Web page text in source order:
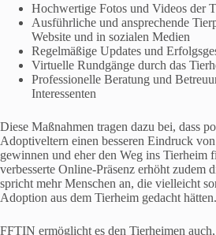
Hochwertige Fotos und Videos der
Ausführliche und ansprechende
Website und in sozialen Medien
Regelmäßige Updates und
Virtuelle Rundgänge durch das
Professionelle Beratung und
Interessenten
Diese Maßnahmen tragen dazu bei, dass
Adoptiveltern einen besseren Eindruck
gewinnen und eher den Weg ins Tierheim
verbesserte Online-Präsenz erhöht zudem
spricht mehr Menschen an, die vielleicht
Adoption aus dem Tierheim gedacht hätten.
FFTIN ermöglicht es den Tierheimen